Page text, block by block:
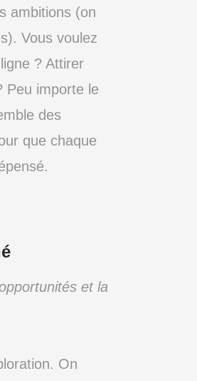
ambitions (on
Vous voulez
? Attirer
Peu importe le
des
que chaque
et la
On